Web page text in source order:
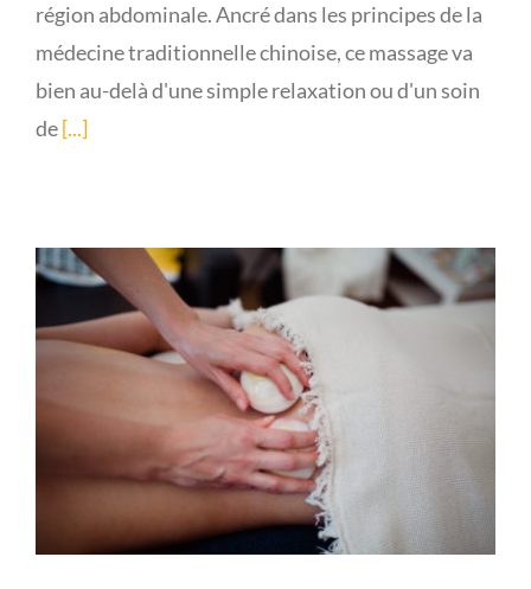
région abdominale. Ancré dans les principes de la
médecine traditionnelle chinoise, ce massage va
bien au-delà d'une simple relaxation ou d'un soin
de[...]